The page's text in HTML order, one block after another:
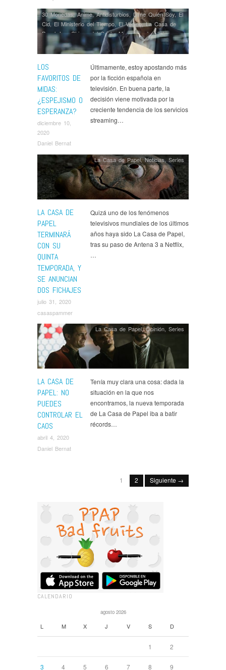
LOS
FAVORITOS DE
MIDAS:
¿ESPEJISMO O
ESPERANZA?
diciembre 10,
2020
Daniel Bernat
30 Monedas,Anime,Antidisturbios Dime Quién Soy,El
Cid, El Ministerio del Tiempo, El Vecino,La Casa de
Papel,Las Chicas del Cable,Memorias de Idhún,
Nasdrovia,Opinión Paquita Salas ,Patria,Series, White
Lines
Últimamente, estoy apostando más
por la ficción española en
televisión. En buena parte, la
decisión viene motivada por la
creciente tendencia de los servicios
streaming…
LA CASA DE
PAPEL
TERMINARÁ
CON SU
QUINTA
TEMPORADA, Y
SE ANUNCIAN
DOS FICHAJES
julio 31, 2020
casaspammer
La Casa de Papel,Noticias,Series
Quizá uno de los fenómenos
televisivos mundiales de los últimos
años haya sido La Casa de Papel,
tras su paso de Antena 3 a Netflix,
…
LA CASA DE
PAPEL: NO
PUEDES
CONTROLAR EL
CAOS
abril 4, 2020
Daniel Bernat
La Casa de Papel,Opinión,Series
Tenía muy clara una cosa: dada la
situación en la que nos
encontramos, la nueva temporada
de La Casa de Papel iba a batir
récords…
1 2 Siguiente →
CALENDARIO
agosto 2026
L M X J V S D
1 2
3 4 5 6 7 8 9